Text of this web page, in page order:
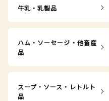
牛乳・乳製品
ハム・ソーセージ・他畜産
品
スープ・ソース・レトルト
品